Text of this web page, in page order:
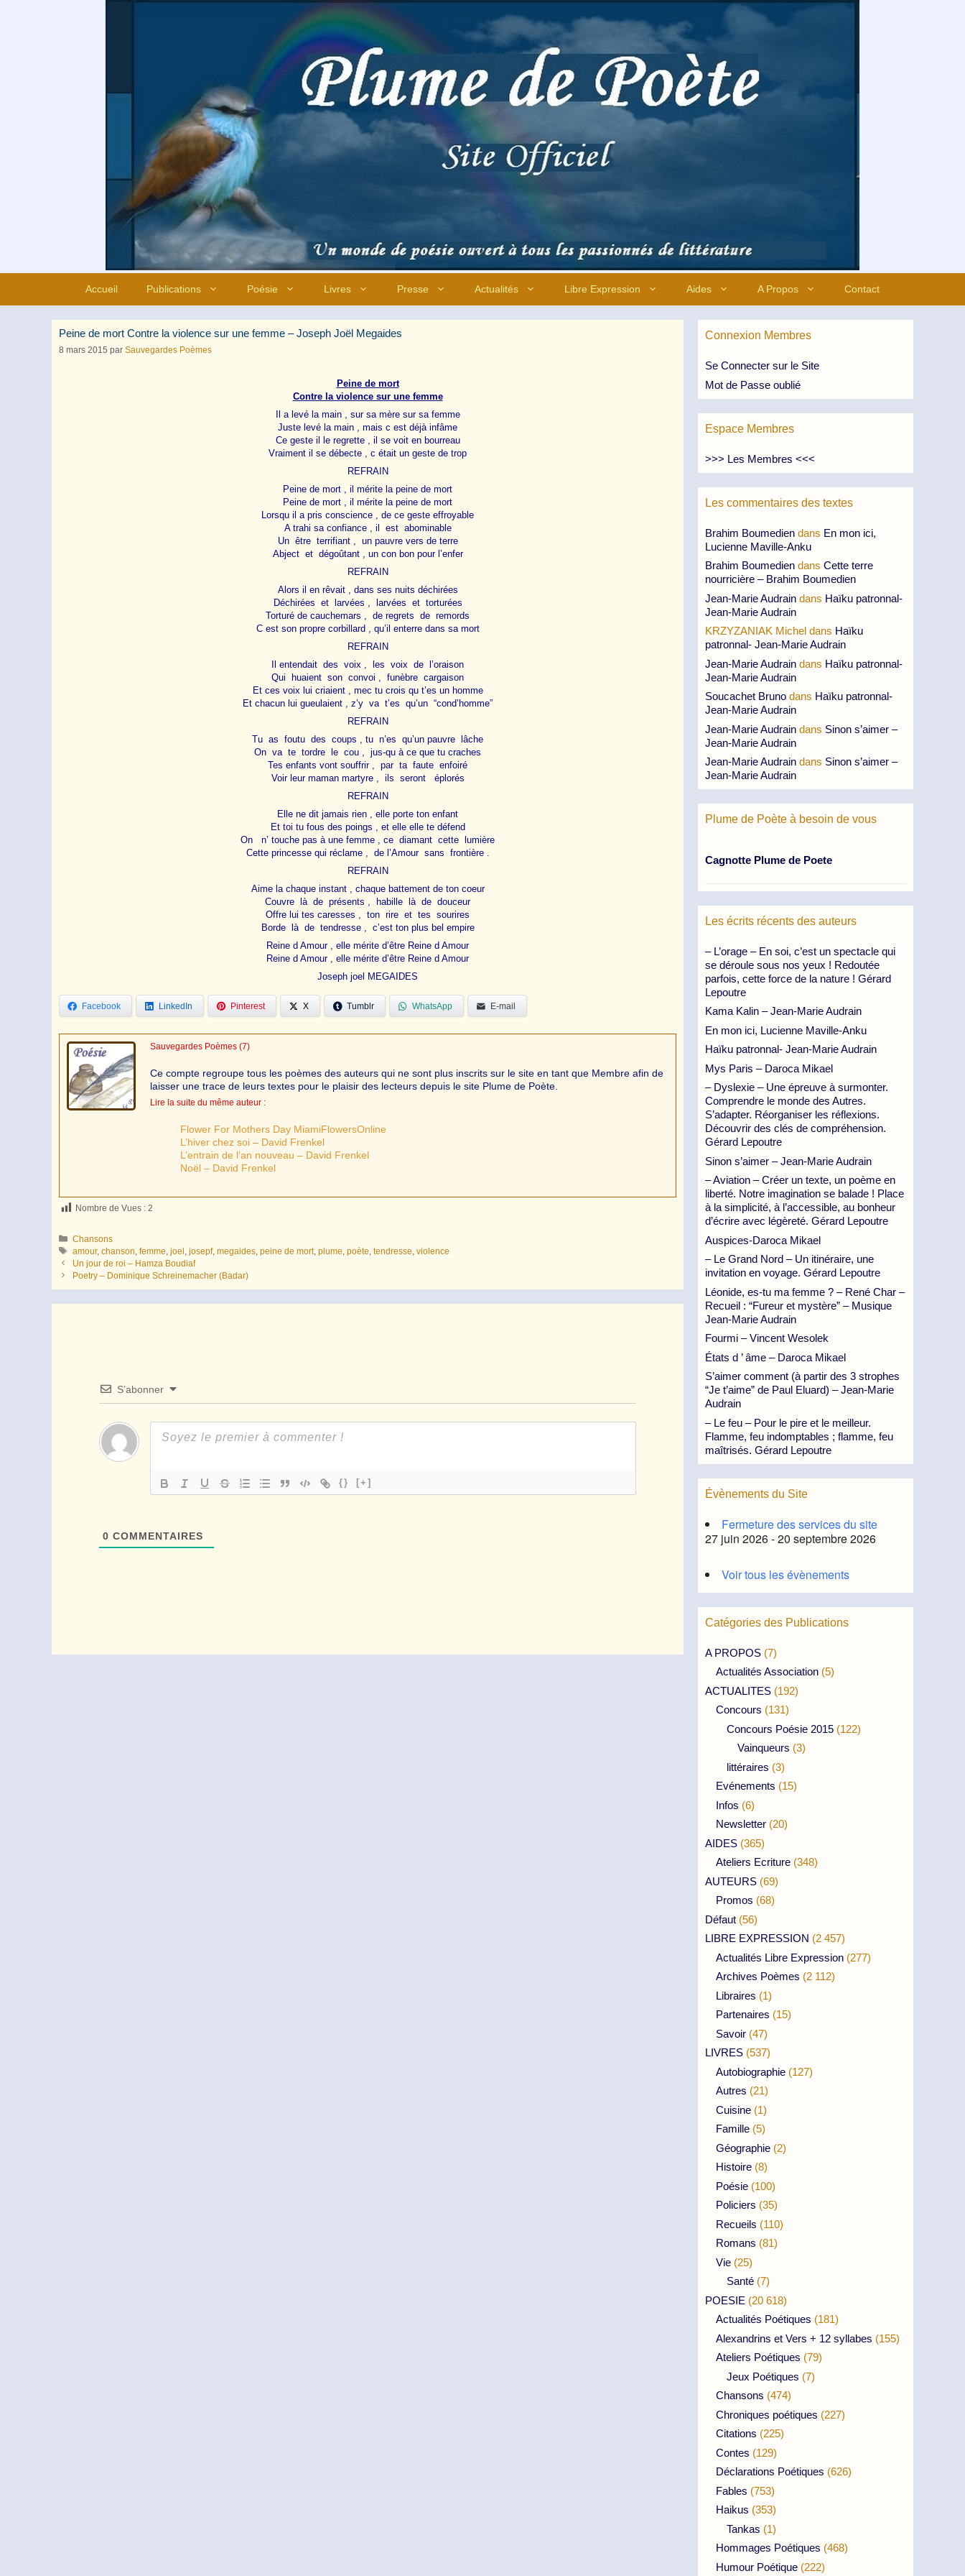
Accueil Publications Poésie Livres Presse Actualités Libre Expression Aides A Propos Contact
Peine de mort Contre la violence sur une femme – Joseph Joël Megaides
8 mars 2015 par Sauvegardes Poèmes
Peine de mort
Contre la violence sur une femme
Il a levé la main , sur sa mère sur sa femme
Juste levé la main , mais c est déjà infâme
Ce geste il le regrette , il se voit en bourreau
Vraiment il se débecte , c était un geste de trop
REFRAIN
Peine de mort , il mérite la peine de mort
Peine de mort , il mérite la peine de mort
Lorsqu il a pris conscience , de ce geste effroyable
A trahi sa confiance , il est abominable
Un être terrifiant , un pauvre vers de terre
Abject et dégoûtant , un con bon pour l’enfer
REFRAIN
Alors il en rêvait , dans ses nuits déchirées
Déchirées et larvées , larvées et torturées
Torturé de cauchemars , de regrets de remords
C est son propre corbillard , qu’il enterre dans sa mort
REFRAIN
Il entendait des voix , les voix de l’oraison
Qui huaient son convoi , funèbre cargaison
Et ces voix lui criaient , mec tu crois qu t’es un homme
Et chacun lui gueulaient , z’y va t’es qu’un “cond’homme”
REFRAIN
Tu as foutu des coups , tu n’es qu’un pauvre lâche
On va te tordre le cou , jus-qu à ce que tu craches
Tes enfants vont souffrir , par ta faute enfoiré
Voir leur maman martyre , ils seront éplorés
REFRAIN
Elle ne dit jamais rien , elle porte ton enfant
Et toi tu fous des poings , et elle elle te défend
On n’ touche pas à une femme , ce diamant cette lumière
Cette princesse qui réclame , de l’Amour sans frontière .
REFRAIN
Aime la chaque instant , chaque battement de ton coeur
Couvre là de présents , habille là de douceur
Offre lui tes caresses , ton rire et tes sourires
Borde là de tendresse , c’est ton plus bel empire
Reine d Amour , elle mérite d’être Reine d Amour
Reine d Amour , elle mérite d’être Reine d Amour
Joseph joel MEGAIDES
Facebook LinkedIn Pinterest X Tumblr WhatsApp E-mail
Sauvegardes Poèmes (7)
Ce compte regroupe tous les poèmes des auteurs qui ne sont plus inscrits sur le site en tant que Membre afin de
laisser une trace de leurs textes pour le plaisir des lecteurs depuis le site Plume de Poète.
Lire la suite du même auteur :
Flower For Mothers Day MiamiFlowersOnline
L’hiver chez soi – David Frenkel
L’entrain de l’an nouveau – David Frenkel
Noël – David Frenkel
Nombre de Vues : 2
Catégories
Chansons
Étiquettes
amour,chanson ,femme ,joel ,josepf,megaides ,peine de mort,plume ,poète ,tendresse ,violence
Un jour de roi – Hamza Boudiaf
Poetry – Dominique Schreinemacher (Badar)
S’abonner
{} [+]
0 COMMENTAIRES
Connexion Membres
Se Connecter sur le Site
Mot de Passe oublié
Espace Membres
>>> Les Membres <<<
Les commentaires des textes
Brahim Boumedien dans En mon ici,
Lucienne Maville-Anku
Brahim Boumedien dans Cette terre
nourricière – Brahim Boumedien
Jean-Marie Audrain dans Haïku patronnal-
Jean-Marie Audrain
KRZYZANIAK Michel dans Haïku
patronnal- Jean-Marie Audrain
Jean-Marie Audrain dans Haïku patronnal-
Jean-Marie Audrain
Soucachet Bruno dans Haïku patronnal-
Jean-Marie Audrain
Jean-Marie Audrain dans Sinon s’aimer –
Jean-Marie Audrain
Jean-Marie Audrain dans Sinon s’aimer –
Jean-Marie Audrain
Plume de Poète à besoin de vous
Cagnotte Plume de Poete
Les écrits récents des auteurs
– L’orage – En soi, c’est un spectacle qui
se déroule sous nos yeux ! Redoutée
parfois, cette force de la nature ! Gérard
Lepoutre
Kama Kalin – Jean-Marie Audrain
En mon ici, Lucienne Maville-Anku
Haïku patronnal- Jean-Marie Audrain
Mys Paris – Daroca Mikael
– Dyslexie – Une épreuve à surmonter.
Comprendre le monde des Autres.
S’adapter. Réorganiser les réflexions.
Découvrir des clés de compréhension.
Gérard Lepoutre
Sinon s’aimer – Jean-Marie Audrain
– Aviation – Créer un texte, un poème en
liberté. Notre imagination se balade ! Place
à la simplicité, à l’accessible, au bonheur
d’écrire avec légèreté. Gérard Lepoutre
Auspices-Daroca Mikael
– Le Grand Nord – Un itinéraire, une
invitation en voyage. Gérard Lepoutre
Léonide, es-tu ma femme ? – René Char –
Recueil : “Fureur et mystère” – Musique
Jean-Marie Audrain
Fourmi – Vincent Wesolek
États d ’ âme – Daroca Mikael
S’aimer comment (à partir des 3 strophes
“Je t’aime” de Paul Eluard) – Jean-Marie
Audrain
– Le feu – Pour le pire et le meilleur.
Flamme, feu indomptables ; flamme, feu
maîtrisés. Gérard Lepoutre
Évènements du Site
Fermeture des services du site
27 juin 2026 - 20 septembre 2026
Voir tous les évènements
Catégories des Publications
A PROPOS (7)
Actualités Association (5)
ACTUALITES (192)
Concours (131)
Concours Poésie 2015 (122)
Vainqueurs (3)
littéraires (3)
Evénements (15)
Infos (6)
Newsletter (20)
AIDES (365)
Ateliers Ecriture (348)
AUTEURS (69)
Promos (68)
Défaut (56)
LIBRE EXPRESSION (2 457)
Actualités Libre Expression (277)
Archives Poèmes (2 112)
Libraires (1)
Partenaires (15)
Savoir (47)
LIVRES (537)
Autobiographie (127)
Autres (21)
Cuisine (1)
Famille (5)
Géographie (2)
Histoire (8)
Poésie (100)
Policiers (35)
Recueils (110)
Romans (81)
Vie (25)
Santé (7)
POESIE (20 618)
Actualités Poétiques (181)
Alexandrins et Vers + 12 syllabes (155)
Ateliers Poétiques (79)
Jeux Poétiques (7)
Chansons (474)
Chroniques poétiques (227)
Citations (225)
Contes (129)
Déclarations Poétiques (626)
Fables (753)
Haikus (353)
Tankas (1)
Hommages Poétiques (468)
Humour Poétique (222)